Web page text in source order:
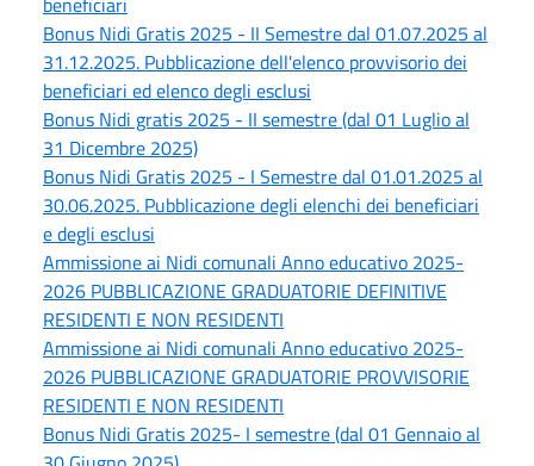
Bonus Nidi Gratis 2025 - II Semestre dal 01.07.2025 al
31.12.2025. Pubblicazione dell'elenco provvisorio dei
beneficiari ed elenco degli esclusi
Bonus Nidi gratis 2025 - II semestre (dal 01 Luglio al
31 Dicembre 2025)
Bonus Nidi Gratis 2025 - I Semestre dal 01.01.2025 al
30.06.2025. Pubblicazione degli elenchi dei beneficiari
e degli esclusi
Ammissione ai Nidi comunali Anno educativo 2025-
2026 PUBBLICAZIONE GRADUATORIE DEFINITIVE
RESIDENTI E NON RESIDENTI
Ammissione ai Nidi comunali Anno educativo 2025-
2026 PUBBLICAZIONE GRADUATORIE PROVVISORIE
RESIDENTI E NON RESIDENTI
Bonus Nidi Gratis 2025- I semestre (dal 01 Gennaio al